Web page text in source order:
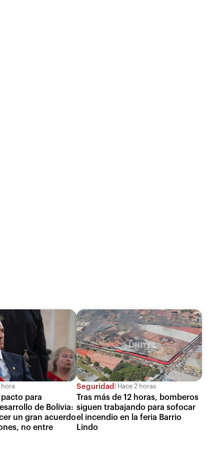
hora
para
de Bolivia:
un gran acuerdo
no entre
Seguridad Hace 2 horas
Tras más de 12 horas, bomberos
siguen trabajando para sofocar
el incendio en la feria Barrio
Lindo